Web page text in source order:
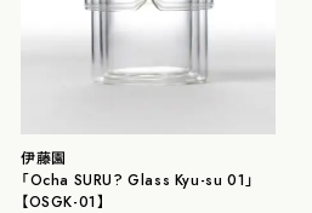
伊藤園
「Ocha SURU? Glass Kyu-su 01」
【OSGK-01】